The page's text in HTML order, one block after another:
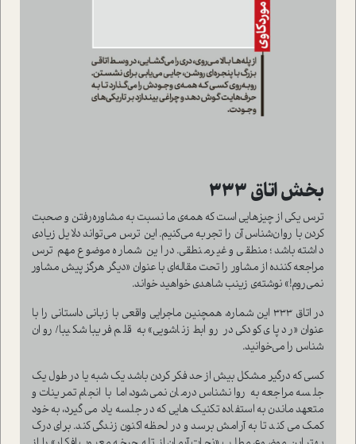
بخش اتاق 333
ترس یکی از چیزهایی است که همه‌ی ما نسبت به مشاوره‌رفتن و صحبت
کردن با روان‌شناس آن را تجربه می‌کنیم. این ترس می‌تواند دلایل زیادی
داشته باشد؛ منطقی و غیرمنطقی. در این شماره موضوع مهم ترس
مراجعه کننده از مشاور را تحت مقاله‌ای با عنوان «دیگر هرگز پیش مشاور
نمی‌روم!» نوشته‌ی زینب شاهدی خواهید خواند.
در اتاق 333 این شماره، همچنین ماجرایی واقعی با زبانی داستانی را با
عنوان «رد پای کودکی در روابط زناشویی» به قلم فریبا شکیبا/ روان
شناس را می‌خوانید.
کسی که درگیر مشکل بیش از حد فکر کردن باشد یک شبه یا در طول یک
جلسه‌ مراجعه به روانشناس درمان نمی‌شود، اما با انجام تمرینات و
متعهد ماندن به استفاده تکنیک هایی که در جلسه یاد می گیرد، به خود
کمک می کند تا به آرامش برسد و در لحظه اکنون زندگی کند. برای درک